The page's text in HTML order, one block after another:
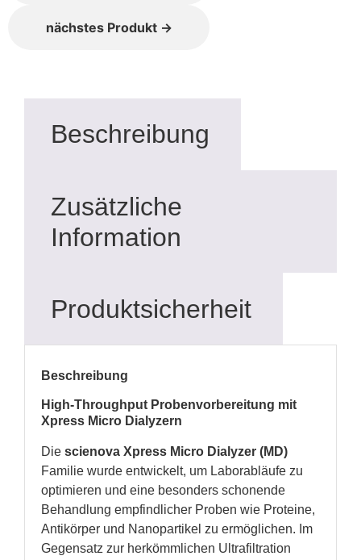
nächstes Produkt →
Beschreibung
Zusätzliche
Information
Produktsicherheit
Beschreibung
High-Throughput Probenvorbereitung mit
Xpress Micro Dialyzern
Die scienova Xpress Micro Dialyzer (MD)
Familie wurde entwickelt, um Laborabläufe zu
optimieren und eine besonders schonende
Behandlung empfindlicher Proben wie Proteine,
Antikörper und Nanopartikel zu ermöglichen. Im
Gegensatz zur herkömmlichen Ultrafiltration